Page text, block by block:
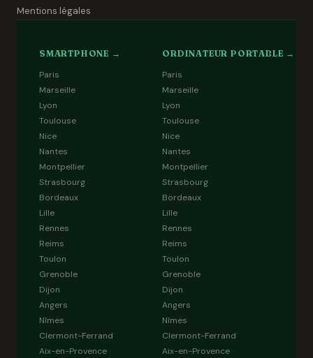
Mentions légales
SMARTPHONE →
Paris
Marseille
Lyon
Toulouse
Nice
Nantes
Montpellier
Strasbourg
Bordeaux
Lille
Rennes
Reims
Toulon
Grenoble
Dijon
Angers
Nîmes
Clermont-Ferrand
Aix-en-Provence
ORDINATEUR PORTABLE →
Paris
Marseille
Lyon
Toulouse
Nice
Nantes
Montpellier
Strasbourg
Bordeaux
Lille
Rennes
Reims
Toulon
Grenoble
Dijon
Angers
Nîmes
Clermont-Ferrand
Aix-en-Provence